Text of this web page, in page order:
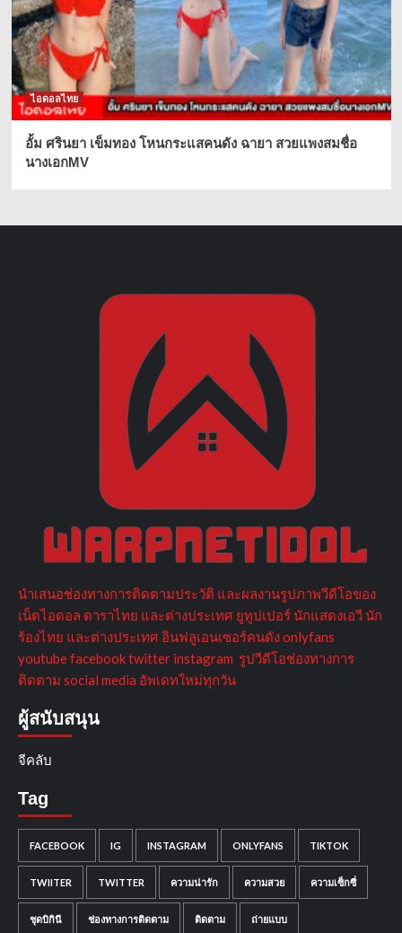
ไอดอลไทย
อั้ม ศรินยา เข็มทอง โหนกระแสคนดัง ฉายา สวยแพงสมชื่อ
นางเอกMV
นำเสนอช่องทางการติดตามประวัติ และผลงานรูปภาพวีดีโอของ
เน็ตไอดอล ดาราไทย และต่างประเทศ ยูทูปเปอร์ นักแสดงเอวี นัก
ร้องไทย และต่างประเทศ อินฟลูเอนเซอร์คนดัง onlyfans
youtube facebook twitter instagram รูปวีดีโอช่องทางการ
ติดตาม social media อัพเดทใหม่ทุกวัน
ผู้สนับสนุน
จีคลับ
Tag
FACEBOOK IG INSTAGRAM ONLYFANS TIKTOK
TWIITER TWITTER ความน่ารัก ความสวย ความเซ็กซี่
ชุดบิกินี ช่องทางการติดตาม ติดตาม ถ่ายแบบ